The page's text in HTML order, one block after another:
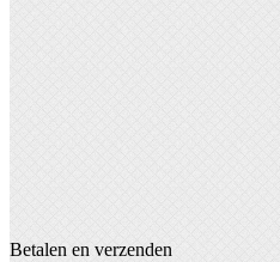
Betalen en verzenden